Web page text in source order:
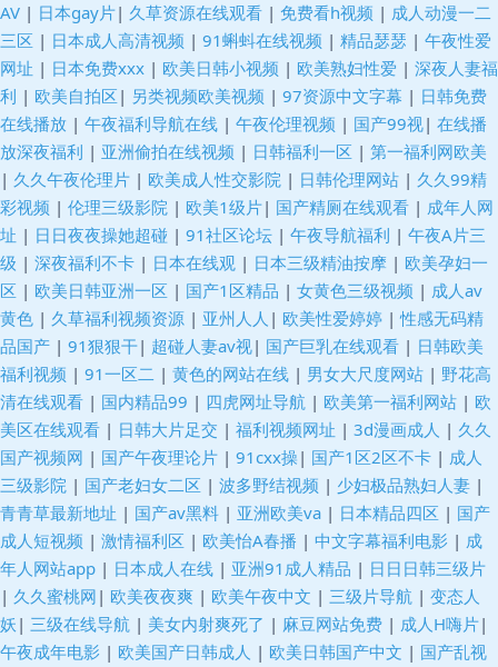
有码中文 国产极品天天插 无码视频一二三区 超碰在线97视4 人摸人人超碰
日本 91TV精品 国产另类老女人 日韩超碰 97超碰免费在线 久草成人网站 91
伪娘 免费色片 综合另类入口AV 国产人妖ts伪娘 天天拍液夜拍 a级影院 老熟
女国产 亚洲成人网站在线 福利视频成人A片 日本不卡1区 www大香蕉伊人
欧洲美色sss 91露脸双飞 含羞草免费91 天天操操 99色福利导航 激情四射影
院 亚州综合15P 九九视屏 五月婷婷色色网 日韩AV在线网站 TS人妖色情网
另类专区激情 影视先锋操 国产精品第十页 神马影院女同 成人AV久人亚洲 欧
美日韩三区 91传媒色网站 久久国产精品四虎 超碰公开在线91 人妻色综合
97超碰碰碰碰碰 另类极品五五分 亚洲色图五月激情 国内自拍论理 午夜福利
网成人 精品导航福利 91老熟女视频 美女主播自慰 99热9热9草 狼人香蕉av
午夜大香蕉AV 成人av剧场 欧美三级片导航 亚洲AB影视 国产91福利 91视频
91 激情五月花婷婷 微拍福利1区 国产精品一二区 日韩三急片 超碰免费人人
AV | 日本gay片| 久草资源在线观看 | 免费看h视频 | 成人动漫一二
三区 | 日本成人高清视频 | 91蝌蚪在线视频 | 精品瑟瑟 | 午夜性爱
网址 | 日本免费xxx | 欧美日韩小视频 | 欧美熟妇性爱 | 深夜人妻福
利 | 欧美自拍区 | 另类视频欧美视频 | 97资源中文字幕 | 日韩免费
在线播放 | 午夜福利导航在线 | 午夜伦理视频 | 国产99视| 在线播
放深夜福利 | 亚洲偷拍在线视频 | 日韩福利一区 | 第一福利网欧美
| 久久午夜伦理片 | 欧美成人性交影院 | 日韩伦理网站 | 久久99精
彩视频 | 伦理三级影院 | 欧美1级片| 国产精厕在线观看 | 成年人网
址 | 日日夜夜操她超碰 | 91社区论坛 | 午夜导航福利 | 午夜A片三
级 | 深夜福利不卡 | 日本在线观 | 日本三级精油按摩 | 欧美孕妇一
区 | 欧美日韩亚洲一区 | 国产1区精品 | 女黄色三级视频 | 成人av
黄色 | 久草福利视频资源 | 亚州人人 | 欧美性爱婷婷 |性感无码精
品国产 | 91狠狠干| 超碰人妻av视| 国产巨乳在线观看 | 日韩欧美
福利视频 | 91一区二 | 黄色的网站在线 | 男女大尺度网站 | 野花高
清在线观看 | 国内精品99 | 四虎网址导航 | 欧美第一福利网站 | 欧
美区在线观看 | 日韩大片足交 | 福利视频网址 | 3d漫画成人 | 久久
国产视频网 | 国产午夜理论片 | 91cxx操 | 国产1区2区不卡 | 成人
三级影院 | 国产老妇女二区 | 波多野结视频 | 少妇极品熟妇人妻 |
青青草最新地址 | 国产av黑料 | 亚洲欧美va | 日本精品四区 | 国产
成人短视频 | 激情福利区 | 欧美怡A春播 | 中文字幕福利电影 | 成
年人网站app | 日本成人在线 | 亚洲91成人精品 | 日日日韩三级片
| 久久蜜桃网 | 欧美夜夜爽 | 欧美午夜中文 | 三级片导航 | 变态人
妖 | 三级在线导航 | 美女内射爽死了 | 麻豆网站免费 | 成人H嗨片|
午夜成年电影 | 欧美国产日韩成人 | 欧美日韩国产中文 | 国产乱视